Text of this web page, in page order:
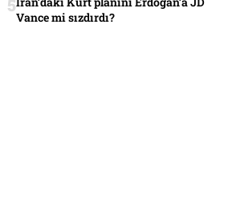
Vance mi sızdırdı?